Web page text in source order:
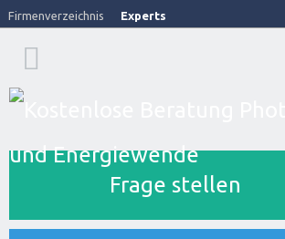
Firmenverzeichnis Experts
Frage stellen